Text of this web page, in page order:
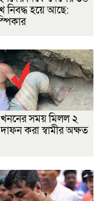
নিবদ্ধ হয়ে আছে:
খননের সময় মিলল ২
করা স্বামীর অক্ষত